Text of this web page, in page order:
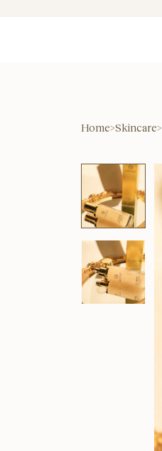
Home>Skincare>